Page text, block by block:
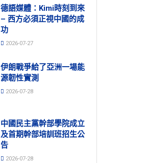
德語媒體：Kimi時刻到來
– 西方必須正視中國的成
功
2026-07-27
伊朗戰爭給了亞洲一場能
源韌性實測
2026-07-28
中國民主黨幹部學院成立
及首期幹部培訓班招生公
告
2026-07-28